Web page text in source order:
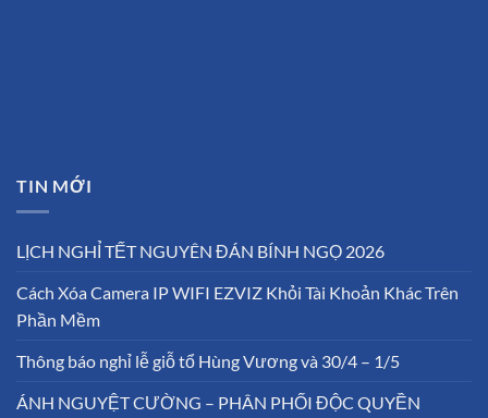
TIN MỚI
LỊCH NGHỈ TẾT NGUYÊN ĐÁN BÍNH NGỌ 2026
Cách Xóa Camera IP WIFI EZVIZ Khỏi Tài Khoản Khác Trên
Phần Mềm
Thông báo nghỉ lễ giỗ tổ Hùng Vương và 30/4 – 1/5
ÁNH NGUYỆT CƯỜNG – PHÂN PHỐI ĐỘC QUYỀN